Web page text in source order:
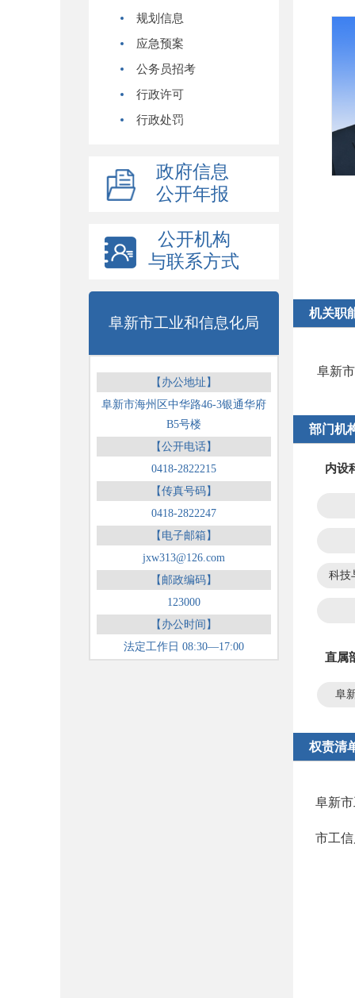
规划信息
应急预案
公务员招考
行政许可
行政处罚
政府信息
公开年报
公开机构
与联系方式
阜新市工业和信息化局
【办公地址】
阜新市海州区中华路46-3银通华府
B5号楼
【公开电话】
0418-2822215
【传真号码】
0418-2822247
【电子邮箱】
jxw313@126.com
【邮政编码】
123000
【办公时间】
法定工作日 08:30—17:00
机关职
阜新
部门机
内设
直属
阜
权责清
阜新
市工